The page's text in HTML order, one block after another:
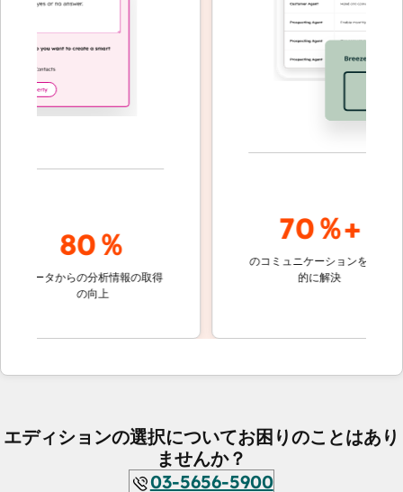
80％
ータからの分析情報の取得
の向上
70％+
のコミュニケーションを自動
的に解決
顧客対
エディションの選択についてお困りのことはあり
ませんか？
03-5656-5900